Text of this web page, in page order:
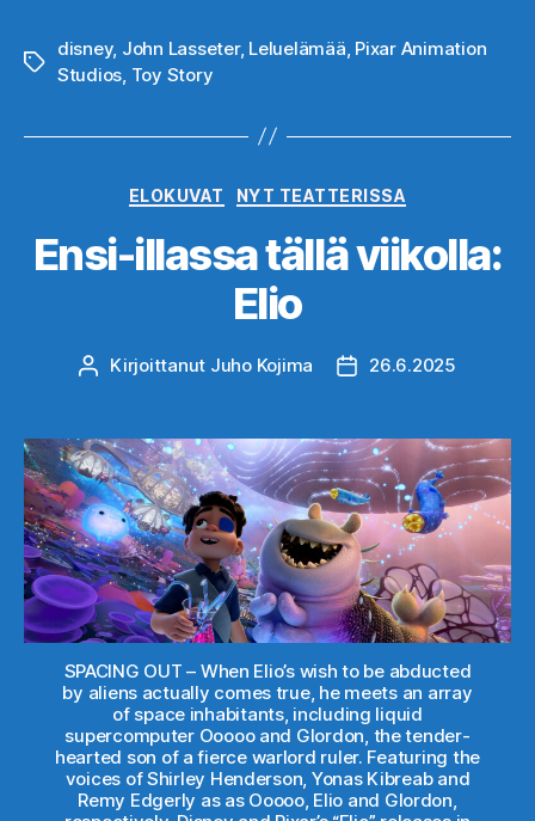
Avainsanat
disney, John Lasseter, Leluelämää, Pixar Animation
Studios, Toy Story
Kategoriat
ELOKUVAT NYT TEATTERISSA
Ensi-illassa tällä viikolla:
Elio
Kirjoittaja
Kirjoittanut Juho Kojima Julkaisupäivämäärä
26.6.2025
SPACING OUT – When Elio’s wish to be abducted
by aliens actually comes true, he meets an array
of space inhabitants, including liquid
supercomputer Ooooo and Glordon, the tender-
hearted son of a fierce warlord ruler. Featuring the
voices of Shirley Henderson, Yonas Kibreab and
Remy Edgerly as as Ooooo, Elio and Glordon,